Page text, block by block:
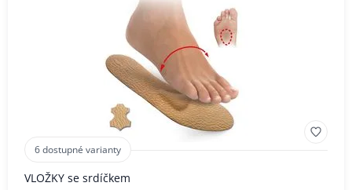
6 dostupné varianty
VLOŽKY se srdíčkem